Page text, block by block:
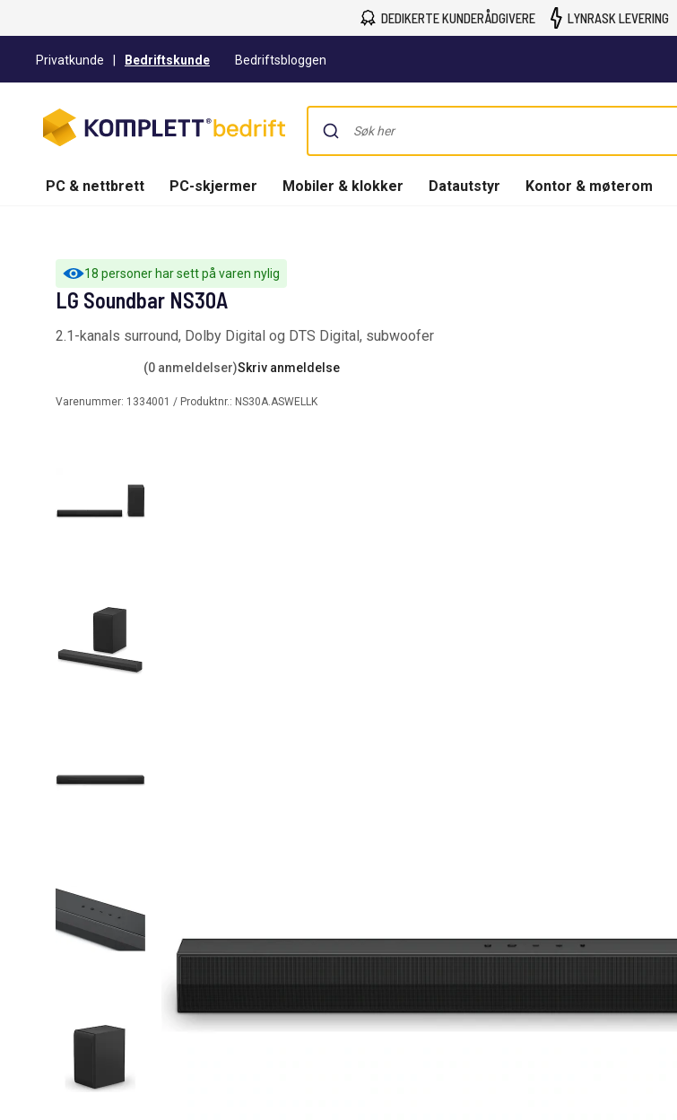
DEDIKERTE KUNDERÅDGIVERE LYNRASK LEVERING
Privatkunde Bedriftskunde Bedriftsbloggen
PC & nettbrett PC-skjermer Mobiler & klokker Datautstyr Kontor & møterom
18 personer har sett på varen nylig
LG Soundbar NS30A
2.1-kanals surround, Dolby Digital og DTS Digital, subwoofer
(0 anmeldelser)Skriv anmeldelse
Varenummer: 1334001 / Produktnr.: NS30A.ASWELLK